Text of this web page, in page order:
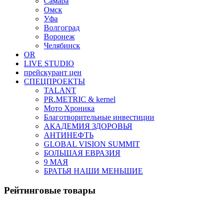
Омск
Уфа
Волгоград
Воронеж
Челябинск
OR
LIVE STUDIO
прейскурант цен
СПЕЦПРОЕКТЫ
TALANT
PR.METRIC & kernel
Мото Хроника
Благотворительные инвестиции
АКАДЕМИЯ ЗДОРОВЬЯ
АНТИНЕФТЬ
GLOBAL VISION SUMMIT
БОЛЬШАЯ ЕВРАЗИЯ
9 МАЯ
БРАТЬЯ НАШИ МЕНЬШИЕ
Рейтинговые товары